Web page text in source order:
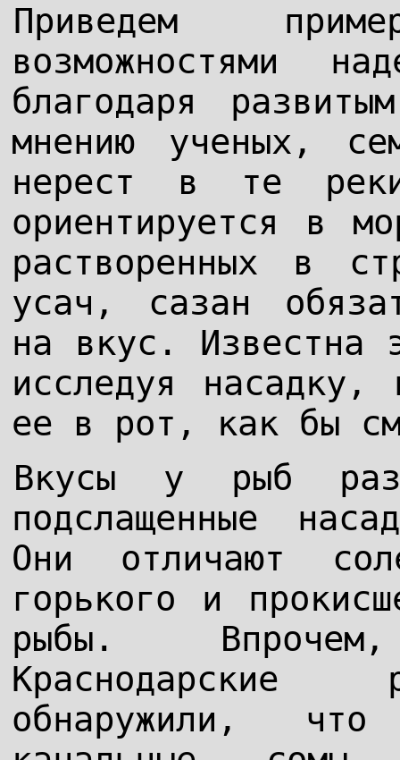
Приведем
возможностями
благодаря
мнению ученых,
нерест в те
ориентируется в
растворенных в
усач, сазан
на вкус. Известна
исследуя насадку,
ее в рот, как бы
Вкусы у рыб
подслащенные
Они отличают
горького и
рыбы.
Краснодарские
обнаружили, что